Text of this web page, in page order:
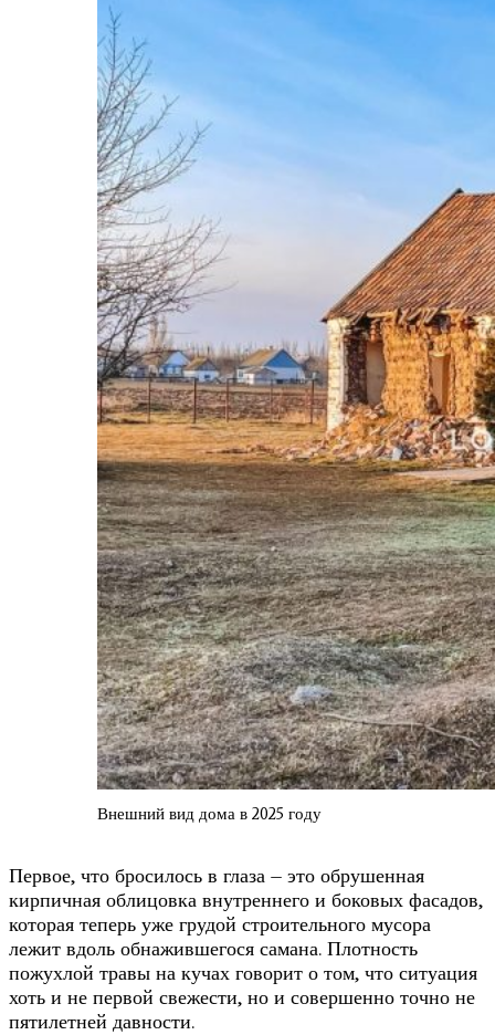
Внешний вид дома в 2025 году
Первое, что бросилось в глаза – это обрушенная
кирпичная облицовка внутреннего и боковых фасадов,
которая теперь уже грудой строительного мусора
лежит вдоль обнажившегося самана. Плотность
пожухлой травы на кучах говорит о том, что ситуация
хоть и не первой свежести, но и совершенно точно не
пятилетней давности.